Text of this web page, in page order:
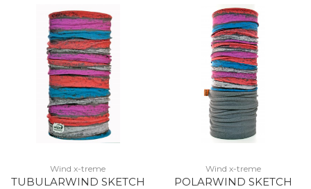
Wind x-treme
TUBULARWIND SKETCH
Wind x-treme
POLARWIND SKETCH